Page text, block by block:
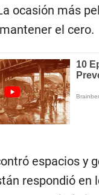
ocasión más
el cero.
espacios y
respondió